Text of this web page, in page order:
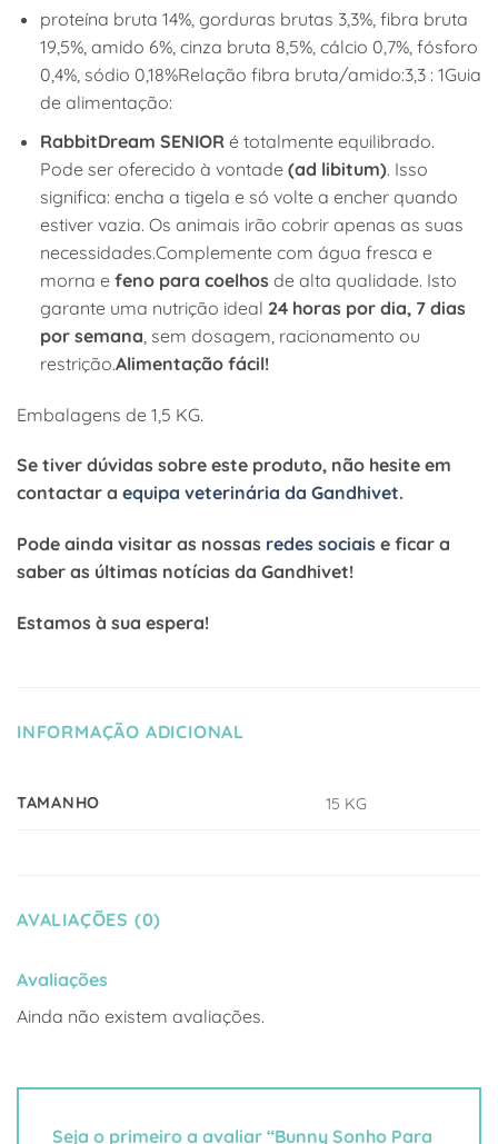
proteína bruta 14%, gorduras brutas 3,3%, fibra bruta
19,5%, amido 6%, cinza bruta 8,5%, cálcio 0,7%, fósforo
0,4%, sódio 0,18%Relação fibra bruta/amido:3,3 : 1Guia
de alimentação:
RabbitDream SENIORé totalmente equilibrado.
Pode ser oferecido à vontade (ad libitum). Isso
significa: encha a tigela e só volte a encher quando
estiver vazia. Os animais irão cobrir apenas as suas
necessidades.Complemente com água fresca e
morna e feno para coelhos de alta qualidade. Isto
garante uma nutrição ideal 24 horas por dia, 7 dias
por semana , sem dosagem, racionamento ou
restrição.Alimentação fácil!
Embalagens de 1,5 KG.
Se tiver dúvidas sobre este produto, não hesite em
contactar a equipa veterinária da Gandhivet.
Pode ainda visitar as nossas redes sociais e ficar a
saber as últimas notícias da Gandhivet!
Estamos à sua espera!
INFORMAÇÃO ADICIONAL
TAMANHO 15 KG
AVALIAÇÕES (0)
Avaliações
Ainda não existem avaliações.
Seja o primeiro a avaliar “Bunny Sonho Para